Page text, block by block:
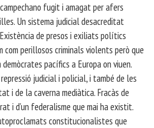
fugit i amagat per afers
Un sistema judicial desacreditat
de presos i exiliats polítics
com perillosos criminals violents però que
pacífics a Europa on viuen.
judicial i policial, i també de les
i de la caverna mediàtica. Fracàs de
i d’un federalisme que mai ha existit.
constitucionalistes que